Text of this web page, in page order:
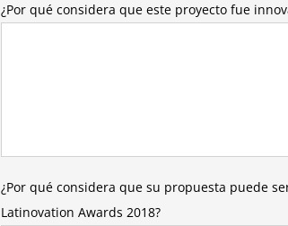
¿Por qué considera que este proyecto fue
¿Por qué considera que su propuesta puede
Latinovation Awards 2018?